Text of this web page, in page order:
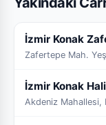
İzmir Konak
Zafertepe Mah.
İzmir Konak